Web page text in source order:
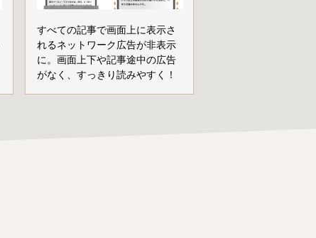
すべての記事で画面上に表示さ
れるネットワーク広告が非表示
に。画面上下や記事途中の広告
がなく、すっきり読みやすく！